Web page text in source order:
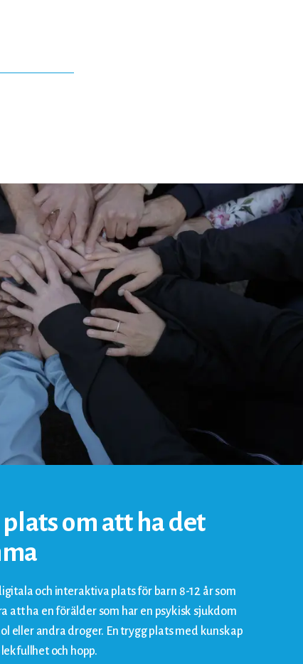
plats om att ha det
och interaktiva plats för barn 8-12 år som
att ha en förälder som har en psykisk sjukdom
eller andra droger. En trygg plats med kunskap
och hopp.